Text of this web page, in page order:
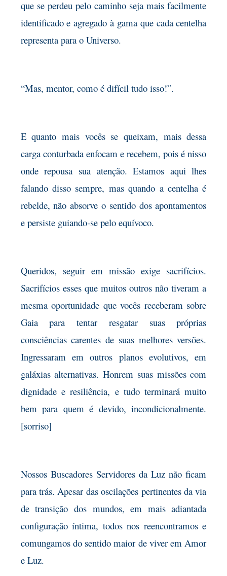
que se perdeu pelo caminho seja mais facilmente
identificado e agregado à gama que cada centelha
representa para o Universo.
“Mas, mentor, como é difícil tudo isso!”.
E quanto mais vocês se queixam, mais dessa
carga conturbada enfocam e recebem, pois é nisso
onde repousa sua atenção. Estamos aqui lhes
falando disso sempre, mas quando a centelha é
rebelde, não absorve o sentido dos apontamentos
e persiste guiando-se pelo equívoco.
Queridos, seguir em missão exige sacrifícios.
Sacrifícios esses que muitos outros não tiveram a
mesma oportunidade que vocês receberam sobre
Gaia para tentar resgatar suas próprias
consciências carentes de suas melhores versões.
Ingressaram em outros planos evolutivos, em
galáxias alternativas. Honrem suas missões com
dignidade e resiliência, e tudo terminará muito
bem para quem é devido, incondicionalmente.
[sorriso]
Nossos Buscadores Servidores da Luz não ficam
para trás. Apesar das oscilações pertinentes da via
de transição dos mundos, em mais adiantada
configuração íntima, todos nos reencontramos e
comungamos do sentido maior de viver em Amor
e Luz.